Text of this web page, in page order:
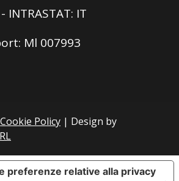
INTRASTAT: IT
Ml 007993
Cookie Policy | Design by
preferenze relative alla privacy